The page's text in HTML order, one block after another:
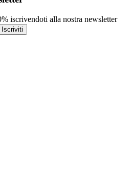
iscrivendoti alla nostra newsletter
Iscriviti